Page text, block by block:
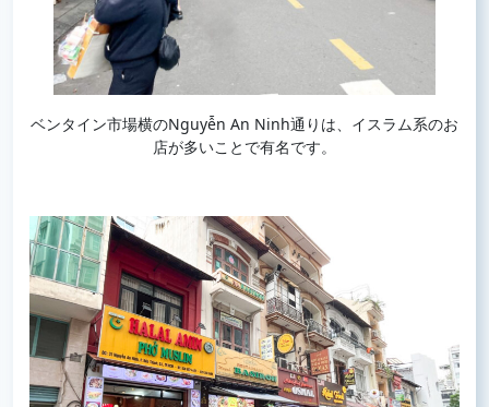
ベンタイン市場横のNguyễn An Ninh通りは、イスラム系のお
店が多いことで有名です。